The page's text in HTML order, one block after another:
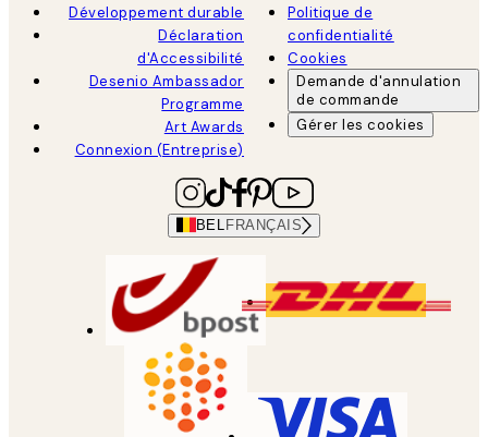
Développement durable
Déclaration
d'Accessibilité
Desenio Ambassador
Programme
Art Awards
Connexion (Entreprise)
Politique de
confidentialité
Cookies
Demande d'annulation
de commande
Gérer les cookies
BEL FRANÇAIS